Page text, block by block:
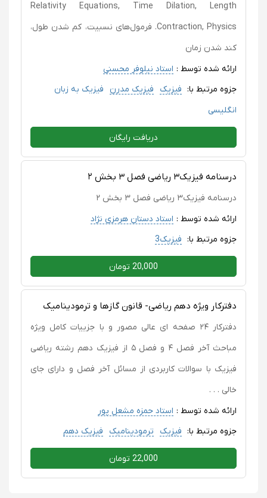
Relativity Equations, Time Dilation, Length
Contraction, Physics. فرمول‌های نسبیت، کم‏ شدن طول،
کند شدن زمان
ارائه شده توسط : استاد نیلوفر محسنی
جزوه مرتبط با: فیزیک فیزیک مدرن
فیزیک به زبان
انگلیسی
دریافت رایگان
درسنامه فیزیک۳ ریاضی فصل ۳ بخش ۲
درسنامه فیزیک۳ ریاضی فصل ۳ بخش ۲
ارائه شده توسط : استاد دستان هرمزی نژاد
جزوه مرتبط با: فیزیک3
20,000 تومان
دفترکار ویژه دهم ریاضی- قانون گازها و ترمودینامیک
دفترکار ۲۴ صفحه ای عالی مصور و با جزییات کامل ویژه
مباحث آخر فصل ۴ و فصل ۵ از فیزیک دهم رشته ریاضی
فیزیک با سوالات کاربردی از مسائل آخر فصل و دارای جای
خالی . . .
ارائه شده توسط : استاد حمزه مشعل پور
جزوه مرتبط با: فیزیک ترمودینامیک فیزیک دهم
22,000 تومان